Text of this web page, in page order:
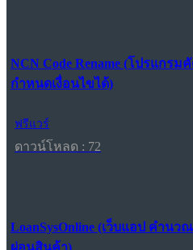
NCN Code Rename (โปรแกร
กำหนดเงื่อนไขได้)
ฟรีแวร์
ดาวน์โหลด : 72
LoanSysOnline (เว็บแอป คำน